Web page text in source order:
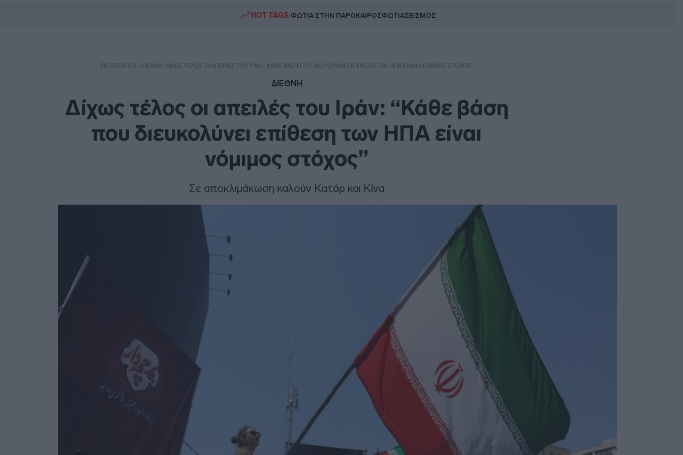
HOT TAGS:ΦΩΤΙΑ ΣΤΗΝ ΠΑΡΟΚΑΙΡΟΣΦΩΤΙΑΣΕΙΣΜΟΣ
DEBATER.GR / ΔΙΕΘΝΗ / ΔΊΧΩΣ ΤΈΛΟΣ ΟΙ ΑΠΕΙΛΈΣ ΤΟΥ ΙΡΆΝ: “ΚΆΘΕ ΒΆΣΗ ΠΟΥ ΔΙΕΥΚΟΛΎΝΕΙ ΕΠΊΘΕΣΗ ΤΩΝ ΗΠΑ ΕΊΝΑΙ ΝΌΜΙΜΟΣ ΣΤΌΧΟΣ”
ΔΙΕΘΝΗ
Δίχως τέλος οι απειλές του Ιράν: “Κάθε βάση
που διευκολύνει επίθεση των ΗΠΑ είναι
νόμιμος στόχος”
Σε αποκλιμάκωση καλούν Κατάρ και Κίνα